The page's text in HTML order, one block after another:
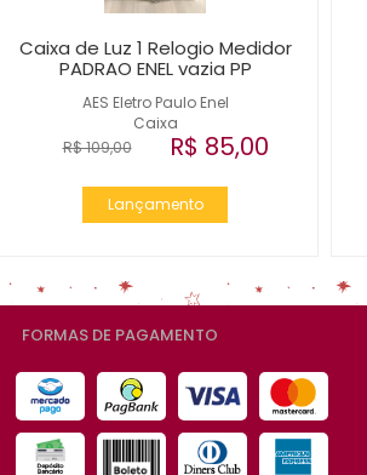
AES Eletro Paulo Enel
Caixa
Caixa de Luz 1 Relogio Medidor
PADRAO ENEL vazia PP
R$ 109,00 R$ 85,00
Lançamento
FORMAS DE PAGAMENTO